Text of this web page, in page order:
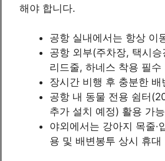
해야 합니다.
공항 실내에서는 항상 이
공항 외부(주차장, 택시승
리드줄, 하네스 착용 필수
장시간 비행 후 충분한 배
공항 내 동물 전용 쉼터
추가 설치 예정) 활용 가능
야외에서는 강아지 목줄·
용 및 배변봉투 상시 휴대